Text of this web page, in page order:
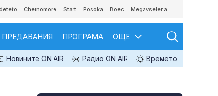
Chernomore Start Posoka Boec Megavselena
ПРЕДАВАНИЯ ПРОГРАМА ОЩЕ
Новините ON AIR Радио ON AIR Времето